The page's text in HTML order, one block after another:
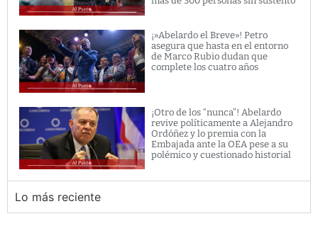
¡»Abelardo el Breve»! Petro
asegura que hasta en el entorno
de Marco Rubio dudan que
complete los cuatro años
¡Otro de los “nunca”! Abelardo
revive políticamente a Alejandro
Ordóñez y lo premia con la
Embajada ante la OEA pese a su
polémico y cuestionado historial
Lo más reciente